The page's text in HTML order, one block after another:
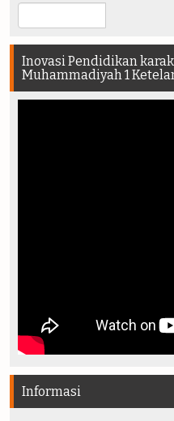
Inovasi Pendidikan
Muhammadiyah 1
Informasi